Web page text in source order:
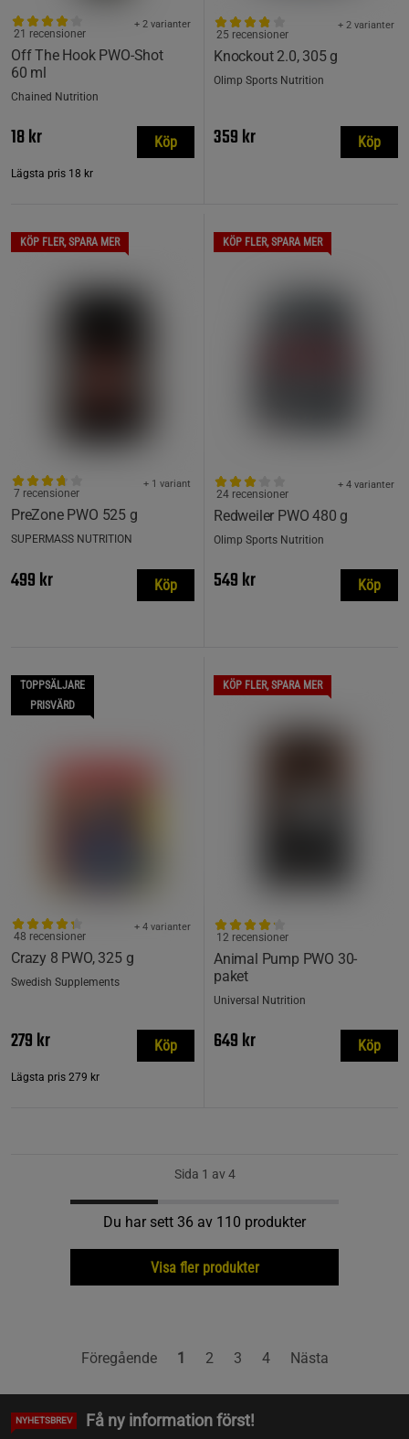
Off The Hook PWO-Shot
60 ml
+ 2 varianter
21 recensioner
Chained Nutrition
18 kr
Lägsta pris 18 kr
Köp
Knockout 2.0, 305 g
+ 2 varianter
25 recensioner
Olimp Sports Nutrition
359 kr Köp
KÖP FLER, SPARA MER
PreZone PWO 525 g
+ 1 variant
7 recensioner
SUPERMASS NUTRITION
499 kr Köp
KÖP FLER, SPARA MER
Redweiler PWO 480 g
+ 4 varianter
24 recensioner
Olimp Sports Nutrition
549 kr Köp
TOPPSÄLJARE
PRISVÄRD
Crazy 8 PWO, 325 g
+ 4 varianter
48 recensioner
Swedish Supplements
279 kr
Lägsta pris 279 kr
Köp
KÖP FLER, SPARA MER
Animal Pump PWO 30-
paket
12 recensioner
Universal Nutrition
649 kr Köp
Sida 1 av 4
Du har sett 36 av 110 produkter
Visa fler produkter
Föregående 1 2 3 4 Nästa
NYHETSBREV Få ny information först!